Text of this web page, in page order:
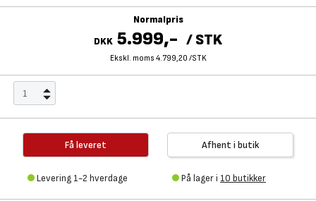
Normalpris
DKK 5.999,- /STK
Ekskl. moms 4.799,20 /STK
Få leveret
Levering 1-2 hverdage
Afhent i butik
På lager i 10 butikker